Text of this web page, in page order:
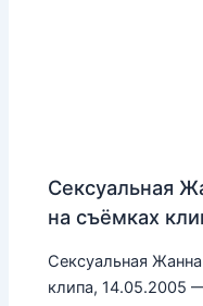
Сексуальная
на съёмках
Сексуальная
клипа, 14.05.2005